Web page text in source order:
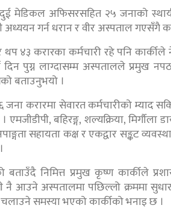
मेडिकल अफिसरसहित २५ जनाको
गर्न धरान र वीर अस्पताल गएसँगै
४३ करारका कर्मचारी रहे पनि
दिन पुग्न लाग्दासम्म अस्पतालले प्रमुख
बताउनुभयो ।
जना करारमा सेवारत कर्मचारीको
बहिरङ्ग, शल्यक्रिया, मिर्गौला
सहायता कक्ष र एकद्वार सङ्कट
निमित्त प्रमुख कृष्ण कार्कीले
नै आउने अस्पतालमा पछिल्लो क्रममा
चलाउने समस्या भएको कार्कीको भनाइ छ ।